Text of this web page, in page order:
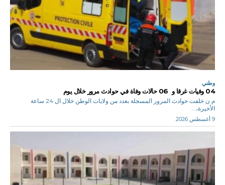
وطني
04 وفيات غرقا و 06 حالات وفاة في حوادث مرور خلال يوم
م ن خلفت حوادث المرور المسجلة بعدد من ولايات الوطن خلال ال 24 ساعة
الأخيرة،...
9 أغسطس 2026